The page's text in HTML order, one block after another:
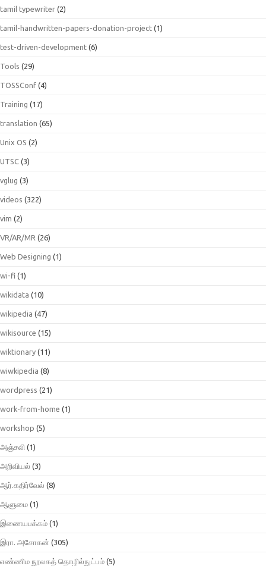
tamil typewriter (2)
tamil-handwritten-papers-donation-project (1)
test-driven-development (6)
Tools (29)
TOSSConf (4)
Training (17)
translation (65)
Unix OS (2)
UTSC (3)
vglug (3)
videos (322)
vim (2)
VR/AR/MR (26)
Web Designing (1)
wi-fi (1)
wikidata (10)
wikipedia (47)
wikisource (15)
wiktionary (11)
wiwkipedia (8)
wordpress (21)
work-from-home (1)
workshop (5)
அஞ்சலி (1)
அறிவியல் (3)
ஆர்.கதிர்வேல் (8)
ஆளுமை (1)
இணையபக்கம் (1)
இரா. அசோகன் (305)
எண்ணிம நூலகத் தொழில்நுட்பம் (5)